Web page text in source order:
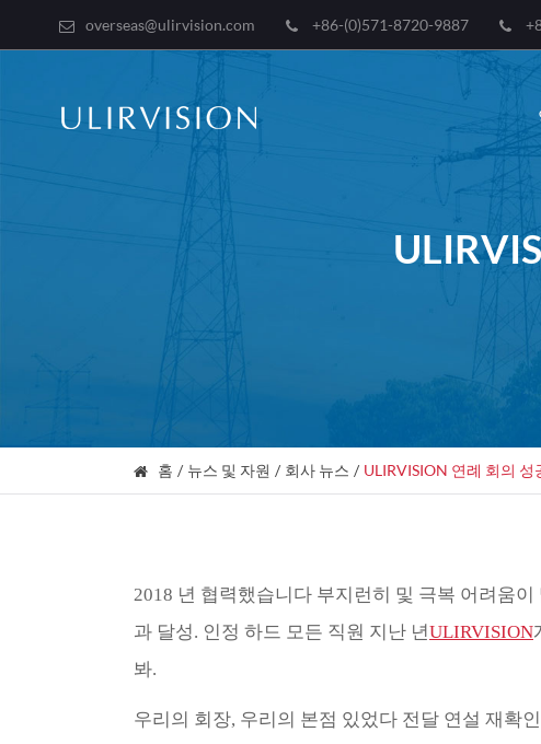
overseas@ulirvision.com +86-(0)571-8720-9887
홈 뉴스 및 자원 회사 뉴스 ULIRVISION 연례 회의 성
2018 년 협력했습니다 부지런히 및 극복 어려움
과 달성. 인정 하드 모든 직원 지난 년ULIRVISION
봐.
우리의 회장, 우리의 본점 있었다 전달 연설 재확